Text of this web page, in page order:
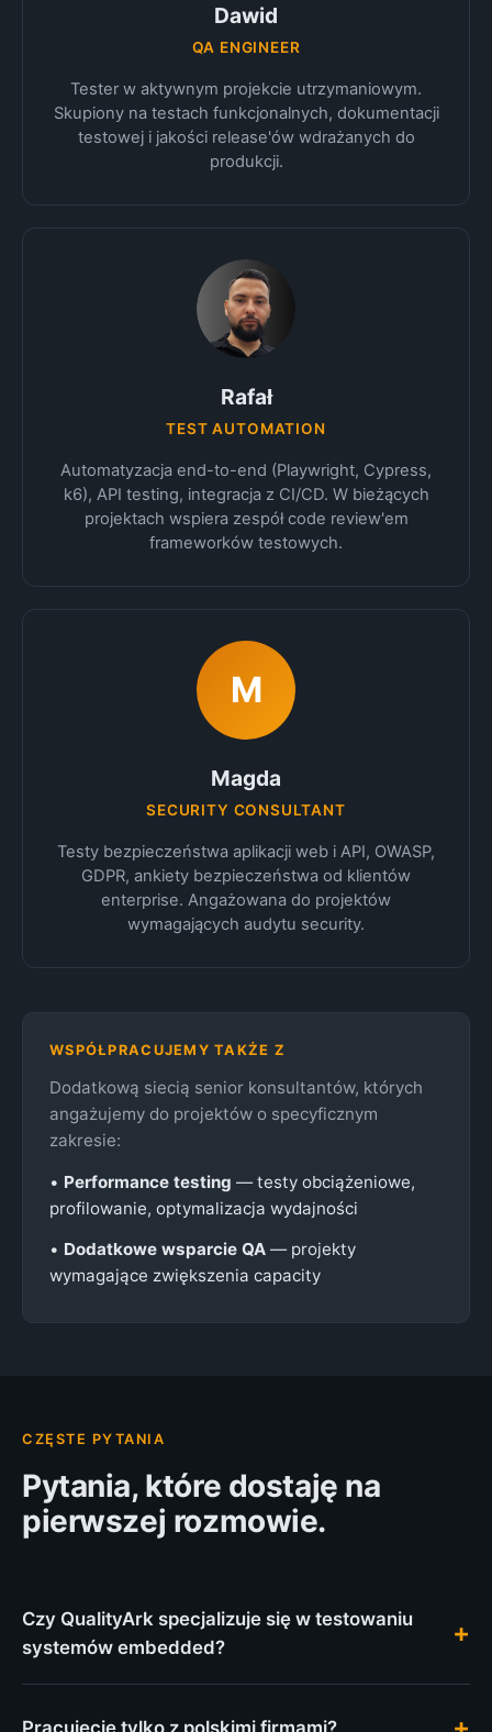
Dawid
QA ENGINEER
Tester w aktywnym projekcie utrzymaniowym.
Skupiony na testach funkcjonalnych, dokumentacji
testowej i jakości release'ów wdrażanych do
produkcji.
Rafał
TEST AUTOMATION
Automatyzacja end-to-end (Playwright, Cypress,
k6), API testing, integracja z CI/CD. W bieżących
projektach wspiera zespół code review'em
frameworków testowych.
M
Magda
SECURITY CONSULTANT
Testy bezpieczeństwa aplikacji web i API, OWASP,
GDPR, ankiety bezpieczeństwa od klientów
enterprise. Angażowana do projektów
wymagających audytu security.
WSPÓŁPRACUJEMY TAKŻE Z
Dodatkową siecią senior konsultantów, których
angażujemy do projektów o specyficznym
zakresie:
• Performance testing — testy obciążeniowe,
profilowanie, optymalizacja wydajności
• Dodatkowe wsparcie QA — projekty
wymagające zwiększenia capacity
CZĘSTE PYTANIA
Pytania, które dostaję na
pierwszej rozmowie.
Czy QualityArk specjalizuje się w testowaniu
systemów embedded?